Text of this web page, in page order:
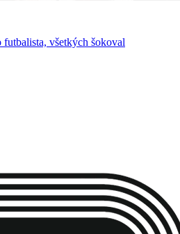
všetkých šokoval